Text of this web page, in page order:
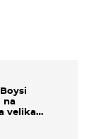
na
velika